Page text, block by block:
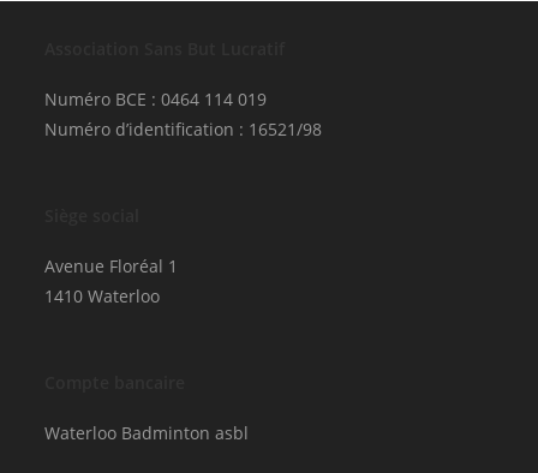
Numéro BCE : 0464 114 019
Numéro d’identification : 16521/98
Avenue Floréal 1
1410 Waterloo
Waterloo Badminton asbl